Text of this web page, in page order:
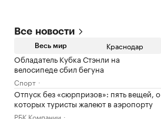
Все новости
Весь мир Краснодар
Обладатель Кубка Стэнли на
велосипеде сбил бегуна
Спорт
Отпуск без «сюрпризов»: пять вещей, о
которых туристы жалеют в аэропорту
РБК Компании